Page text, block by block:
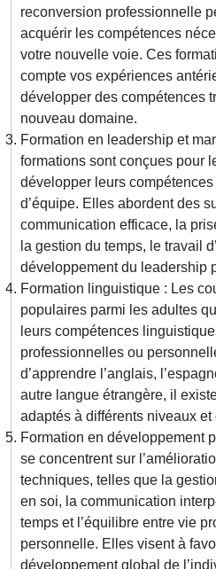
reconversion professionnelle
acquérir les compétences
votre nouvelle voie. Ces
compte vos expériences
développer des compétences
nouveau domaine.
Formation en leadership et
formations sont conçues pour
développer leurs
d’équipe. Elles abordent des
communication efficace, la
la gestion du temps, le travail
développement du leadership
Formation linguistique : Les
populaires parmi les adultes
leurs compétences
professionnelles ou
d’apprendre l’anglais,
autre langue étrangère, il
adaptés à différents niveaux et
Formation en développement
se concentrent sur
techniques, telles que la
en soi, la communication
temps et l’équilibre entre vie
personnelle. Elles visent à
développement global de